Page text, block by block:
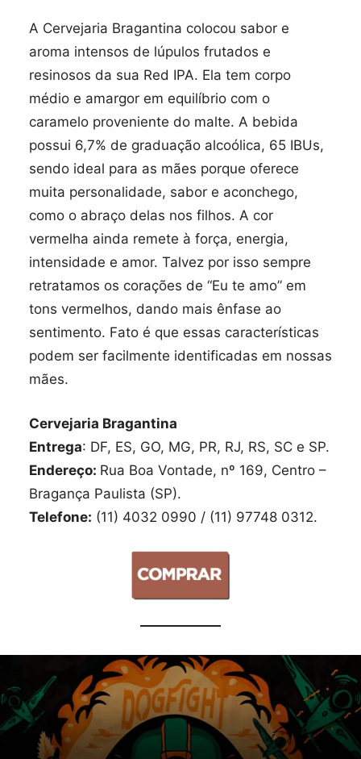
A Cervejaria Bragantina colocou sabor e
aroma intensos de lúpulos frutados e
resinosos da sua Red IPA. Ela tem corpo
médio e amargor em equilíbrio com o
caramelo proveniente do malte. A bebida
possui 6,7% de graduação alcoólica, 65 IBUs,
sendo ideal para as mães porque oferece
muita personalidade, sabor e aconchego,
como o abraço delas nos filhos. A cor
vermelha ainda remete à força, energia,
intensidade e amor. Talvez por isso sempre
retratamos os corações de “Eu te amo” em
tons vermelhos, dando mais ênfase ao
sentimento. Fato é que essas características
podem ser facilmente identificadas em nossas
mães.
Cervejaria Bragantina
Entrega: DF, ES, GO, MG, PR, RJ, RS, SC e SP.
Endereço: Rua Boa Vontade, nº 169, Centro –
Bragança Paulista (SP).
Telefone: (11) 4032 0990 / (11) 97748 0312.